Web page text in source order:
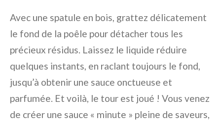
Avec une spatule en bois, grattez délicatement
le fond de la poêle pour détacher tous les
précieux résidus. Laissez le liquide réduire
quelques instants, en raclant toujours le fond,
jusqu’à obtenir une sauce onctueuse et
parfumée. Et voilà, le tour est joué ! Vous venez
de créer une sauce « minute » pleine de saveurs,